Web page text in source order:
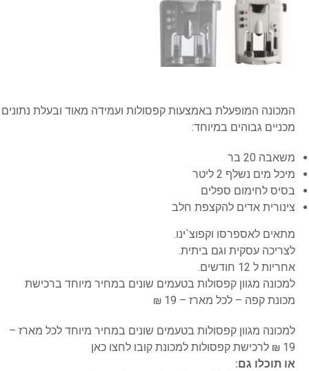
המכונה המופעלת באמצעות קפסולות ועמידה מאוד ובעלת נתונים
מכניים גבוהים במיוחד:
משאבה 20 בר
מיכל מים נשלף 2 ליטר
בסיס לחימום ספלים
צינורית אדים להקצפת חלב
מתאים לאספרסו וקפוצ`ינו.
לצריכה עסקית וגם ביתית.
אחריות ל 12 חודשים.
למכונה מגוון קפסולות בטעמים שונים במחיר מיוחד ברכישת
מכונת קפה – לכל מארז – 19 ₪
למכונה מגוון קפסולות בטעמים שונים במחיר מיוחד לכל מארז –
19 ₪ לרכישת קפסולות למכונת קובו
לחצו כאן
או תוכלו גם: